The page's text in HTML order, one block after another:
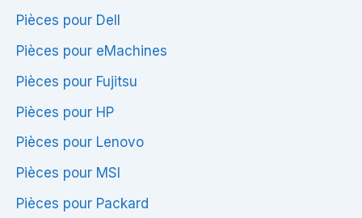
Pièces pour Dell
Pièces pour eMachines
Pièces pour Fujitsu
Pièces pour HP
Pièces pour Lenovo
Pièces pour MSI
Pièces pour Packard